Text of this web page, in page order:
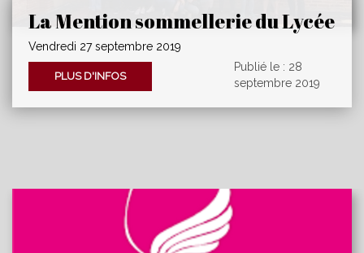
La Mention sommellerie du Lycée
des Métiers de l'Hôtellerie et du
Tourisme d'Occitanie à la Maison
des Vins de Gaillac
Vendredi 27 septembre 2019
PLUS D'INFOS
Publié le : 28
septembre 2019